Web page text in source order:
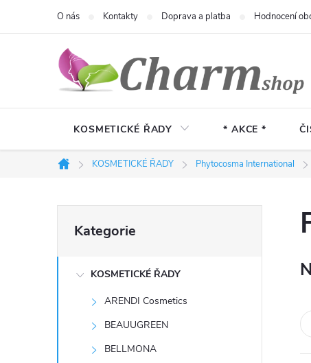
O nás Kontakty Doprava a platba Hodnocení
KOSMETICKÉ ŘADY * AKCE *
Domů
KOSMETICKÉ ŘADY Phytocosma International
o
kategorie
Kategorie
KOSMETICKÉ ŘADY
ARENDI Cosmetics
BEAUUGREEN
BELLMONA